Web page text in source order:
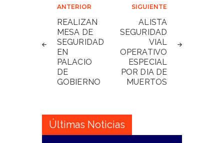
Navegación
de
entradas
ANTERIOR
REALIZAN
MESA DE
SEGURIDAD
EN
PALACIO
DE
GOBIERNO
SIGUIENTE
ALISTA
SEGURIDAD
VIAL
OPERATIVO
ESPECIAL
POR DIA DE
MUERTOS
Últimas Noticias